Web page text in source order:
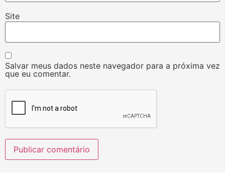
Site
Salvar meus dados neste navegador para a próxima vez
que eu comentar.